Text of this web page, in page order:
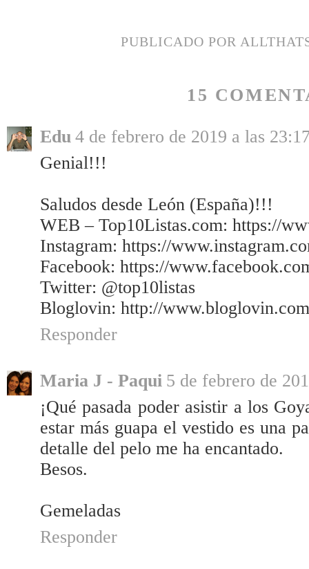
PUBLICADO POR
15
Edu 4 de febrero de 2019 a las
Genial!!!
Saludos desde León (España)!!!
WEB – Top10Listas.com: https://
Instagram: https://
Facebook: https://
Twitter: @top10listas
Bloglovin: http://
Responder
Maria J - Paqui 5 de febrero de
¡Qué pasada poder asistir a los
estar más guapa el vestido es una
detalle del pelo me ha encantado.
Besos.
Gemeladas
Responder